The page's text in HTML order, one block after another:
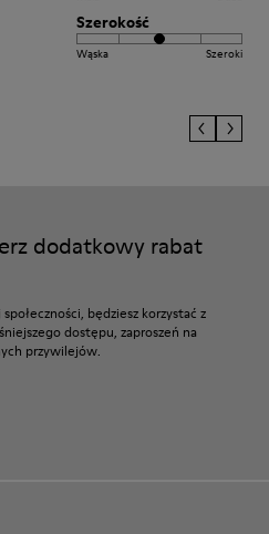
Szerokość
Wąska Szeroki
dodatkowy rabat
będziesz korzystać z
dostępu, zaproszeń na
przywilejów.